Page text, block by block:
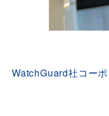
WatchGuard社コー